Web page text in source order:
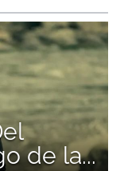
de la...